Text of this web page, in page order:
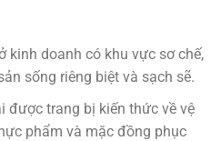
kinh doanh có khu vực sơ chế,
sống riêng biệt và sạch sẽ.
được trang bị kiến thức về vệ
phẩm và mặc đồng phục